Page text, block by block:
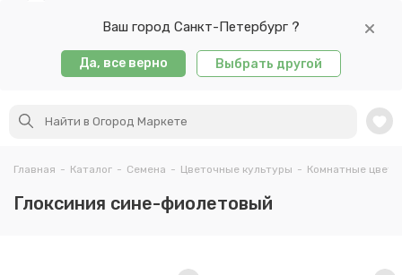
Ваш город Санкт-Петербург ?
Да, все верно Выбрать другой
Главная - Каталог - Семена - Цветочные культуры - Комнатные цветы
Глоксиния сине-фиолетовый